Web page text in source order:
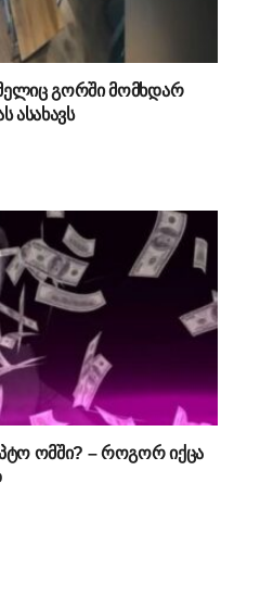
გორში მომხდარ
ასახავს
ომში? – როგორ იქცა